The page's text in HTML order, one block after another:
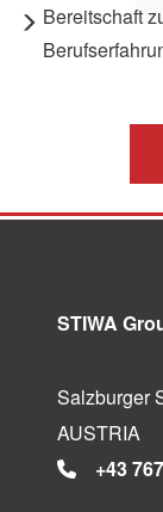
Bereitschaft
STIWA
Salzburger
AUSTRIA
+43